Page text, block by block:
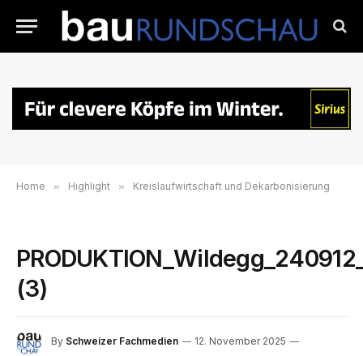
Home » Highlight » Kreislaufwirtschaft und Dekarbonisierung
(3)
By Schweizer Fachmedien
12. November 2025